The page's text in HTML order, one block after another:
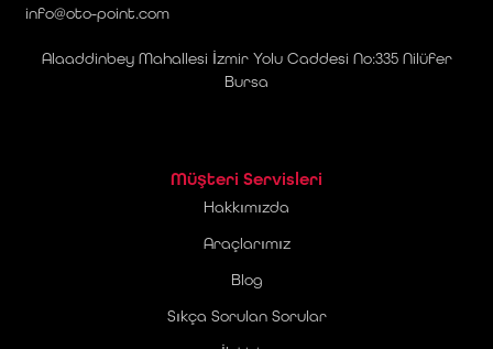
info@oto-point.com
Alaaddinbey Mahallesi İzmir Yolu Caddesi No:335 Nilüfer
Bursa
Müşteri Servisleri
Hakkımızda
Araçlarımız
Blog
Sıkça Sorulan Sorular